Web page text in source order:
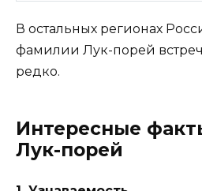
В остальных регионах
фамилии Лук-порей
редко.
Интересные
Лук-порей